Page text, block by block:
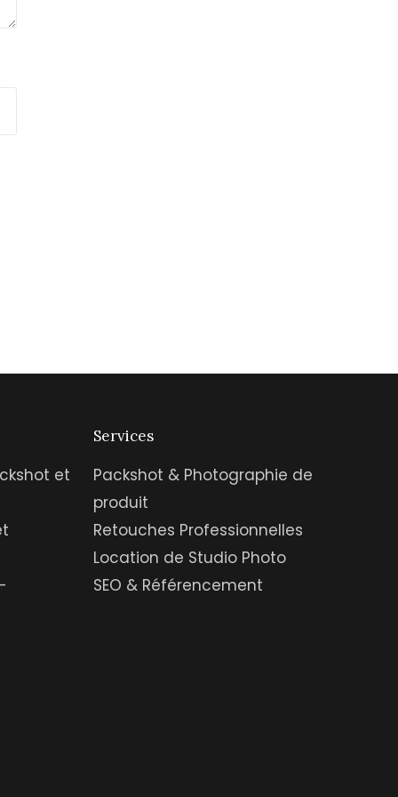
et
Services
Packshot & Photographie de
produit
Retouches Professionnelles
Location de Studio Photo
SEO & Référencement